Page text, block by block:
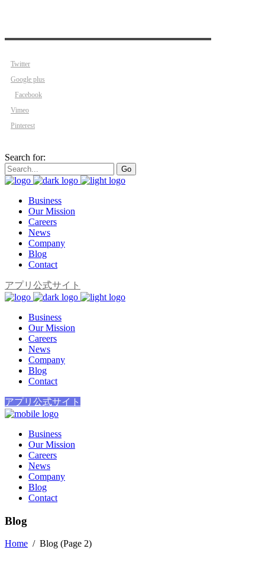
Twitter
Google plus
Facebook
Vimeo
Pinterest
Search for:
Go
Business
Our Mission
Careers
News
Company
Blog
Contact
アプリ公式サイト
Business
Our Mission
Careers
News
Company
Blog
Contact
アプリ公式サイト
Business
Our Mission
Careers
News
Company
Blog
Contact
Blog
Home / Blog (Page 2)